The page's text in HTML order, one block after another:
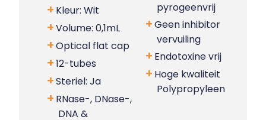
Kleur: Wit
Volume: 0,1mL
Optical flat cap
12-tubes
Steriel: Ja
RNase-, DNase-,
DNA &
pyrogeenvrij
Geen inhibitor
vervuiling
Endotoxine vrij
Hoge kwaliteit
Polypropyleen